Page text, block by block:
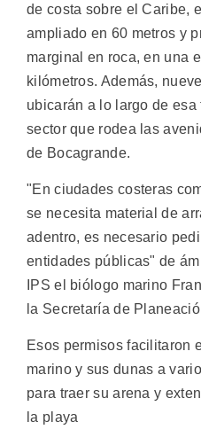
de costa sobre el Caribe,
ampliado en 60 metros y
marginal en roca, en una
kilómetros. Además,
ubicarán a lo largo de esa
sector que rodea las
de Bocagrande.
"En ciudades costeras
se necesita material de
adentro, es necesario
entidades públicas" de
IPS el biólogo marino
la Secretaría de
Esos permisos facilitaron
marino y sus dunas a
para traer su arena y
la playa